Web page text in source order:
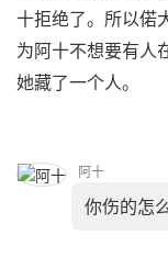
十拒绝了。所以偌
为阿十不想要有人
她藏了一个人。
阿十
你伤的怎